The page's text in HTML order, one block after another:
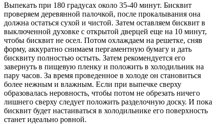
Выпекать при 180 градусах около 35-40 минут. Бисквит
проверяем деревянной палочкой, после прокалывания она
должна остаться сухой и чистой. Затем оставляем бисквит в
выключенной духовке с открытой дверцей еще на 10 минут,
чтобы бисквит не осел. Потом охлаждаем на решетке, сняв
форму, аккуратно снимаем пергаментную бумагу и дать
бисквиту полностью остыть. Затем рекомендуется его
завернуть в пищевую пленку и положить в холодильник на
пару часов. За время проведенное в холоде он становиться
более нежным и влажным. Если при выпечке сверху
образовалась неровность, чтобы потом не обрезать ничего
лишнего сверху следует положить разделочную доску. И пока
бисквит будет настаиваться в холодильнике его поверхность
станет идеально ровной.